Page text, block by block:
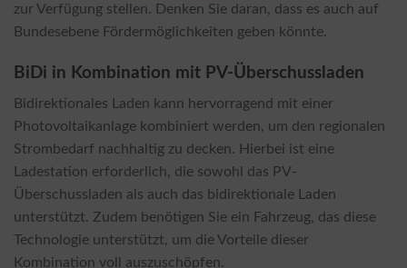
zur Verfügung stellen. Denken Sie daran, dass es auch auf
Bundesebene Fördermöglichkeiten geben könnte.
BiDi in Kombination mit PV-Überschussladen
Bidirektionales Laden kann hervorragend mit einer
Photovoltaikanlage kombiniert werden, um den regionalen
Strombedarf nachhaltig zu decken. Hierbei ist eine
Ladestation erforderlich, die sowohl das PV-
Überschussladen als auch das bidirektionale Laden
unterstützt. Zudem benötigen Sie ein Fahrzeug, das diese
Technologie unterstützt, um die Vorteile dieser
Kombination voll auszuschöpfen.